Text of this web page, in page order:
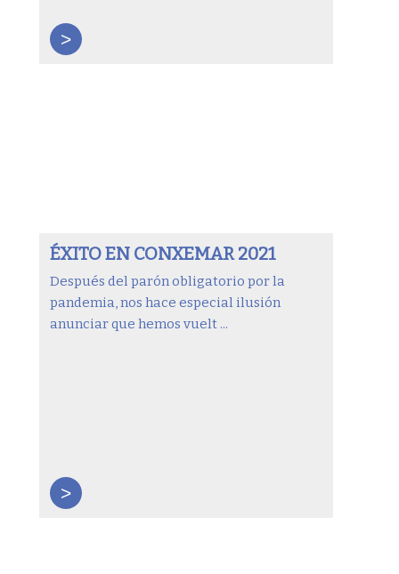
>
ÉXITO EN CONXEMAR 2021
Después del parón obligatorio por la
pandemia, nos hace especial ilusión
anunciar que hemos vuelt ...
>